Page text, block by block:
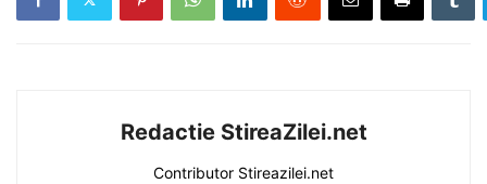
Redactie StireaZilei.net
Contributor Stireazilei.net